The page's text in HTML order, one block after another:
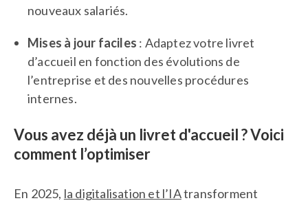
nouveaux salariés.
Mises à jour faciles : Adaptez votre livret
d’accueil en fonction des évolutions de
l’entreprise et des nouvelles procédures
internes.
Vous avez déjà un livret d'accueil ? Voici
comment l’optimiser
En 2025, la digitalisation et l’IAtransforment